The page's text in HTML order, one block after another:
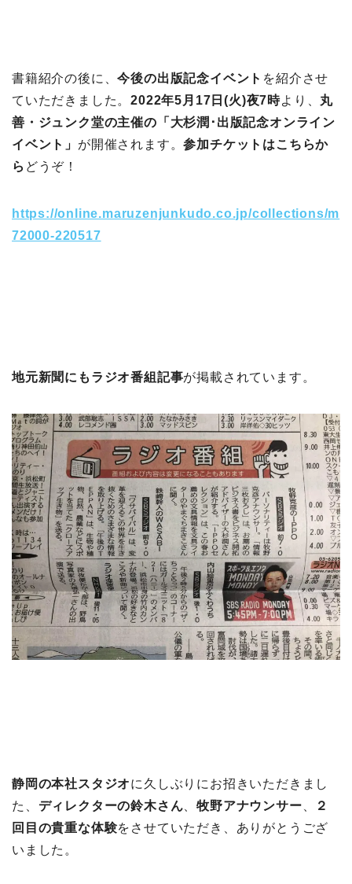
書籍紹介の後に、今後の出版記念イベント を紹介させ
ていただきました。2022年5月17日(火)夜7時より、 丸
善・ジュンク堂の主催の「大杉潤･出版記念オンライン
イベント」 が開催されます。参加チケットはこちらか
ら どうぞ！
https://online.maruzenjunkudo.co.jp/collections/m
72000-220517
地元新聞にもラジオ番組記事が掲載されています。
静岡の本社スタジオに久しぶりにお招きいただきまし
た、 ディレクターの鈴木さん 、牧野アナウンサー
２
回目の貴重な体験をさせていただき、ありがとうござ
いました。